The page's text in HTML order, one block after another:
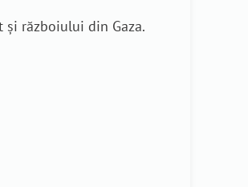
războiului din Gaza.